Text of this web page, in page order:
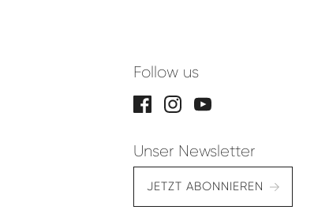
Follow us
Unser Newsletter
JETZT ABONNIEREN